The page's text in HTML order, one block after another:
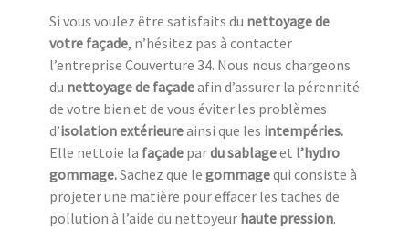
Si vous voulez être satisfaits du nettoyage de
votre façade, n’hésitez pas à contacter
l’entreprise Couverture 34. Nous nous chargeons
du nettoyage de façadeafin d’assurer la pérennité
de votre bien et de vous éviter les problèmes
d’isolation extérieureainsi que les intempéries.
Elle nettoie la façade pardu sablageet l’hydro
gommage.Sachez que le gommagequi consiste à
projeter une matière pour effacer les taches de
pollution à l’aide du nettoyeur haute pression.